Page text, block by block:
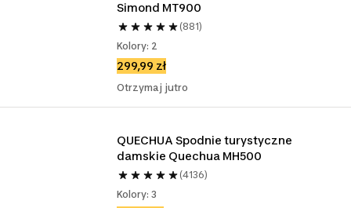
Simond MT900
(881)
Kolory: 2
299,99 zł
Otrzymaj jutro
QUECHUA Spodnie turystyczne
(4136)
Kolory: 3